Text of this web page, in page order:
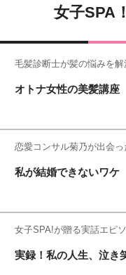
女子SPA
毛髪診断士が髪の悩みを解
オトナ女性の美髪講座
恋愛コンサル菊乃が出会っ
私が結婚できないワケ
女子SPA!が贈る実話エピ
実録！私の人生、泣き